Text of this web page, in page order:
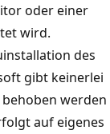
oder einer
wird.
des
gibt keinerlei
werden
auf eigenes